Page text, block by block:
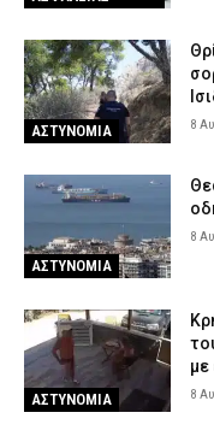
αυτός
ΑΣΤΥΝΟΜΙΑ 7 Αυγούστου
ΑΣΤΥΝΟΜΙΑ 8
ΑΣΤΥΝΟΜΙΑ
8
ΑΣΤΥΝΟΜΙΑ
με
8